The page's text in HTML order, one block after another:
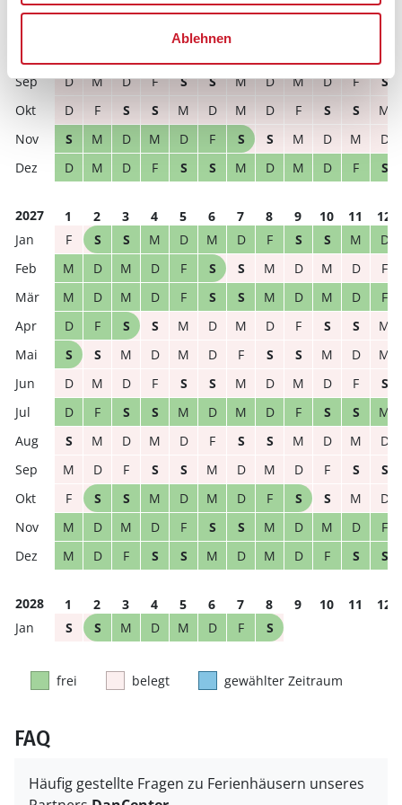
Ablehnen
5
D
M D F S S M D M D F
S
D
F S S M D M D F S S
M
S
M D M D F S S M D M
D
D
M D F S S M D M D F S
2027 1 2 3 4 5 6 7 8 9 10 11
12
F
S S M D M D F S S M
D
M
D M D F S S M D M D
F
M
D M D F S S M D M D
F
D
F S S M D M D F S S
M
S
S M D M D F S S M D
M
D
M D F S S M D M D F
S
D
F S S M D M D F S S
M
S
M D M D F S S M D M
D
M
D F S S M D M D F S
S
F
S S M D M D F S S M
D
M
D M D F S S M D M D
F
M
D F S S M D M D F S S
2028 1 2 3 4 5 6 7 8 9 10 11
12
S
S M D M D F S
frei belegt gewählter Zeitraum
FAQ
Häufig gestellte Fragen zu Ferienhäusern unseres